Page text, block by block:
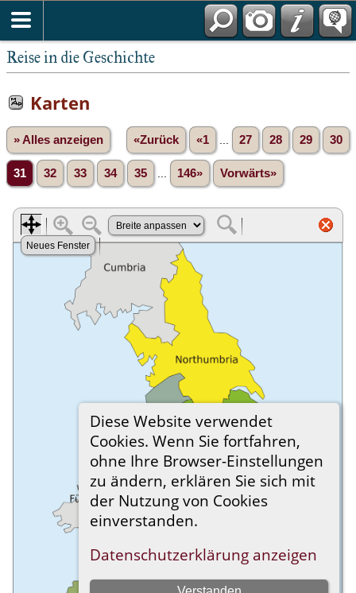
Reise in die Geschichte
Karten
» Alles anzeigen «Zurück «1 27 28 29 30
31 32 33 34 35 146» Vorwärts»